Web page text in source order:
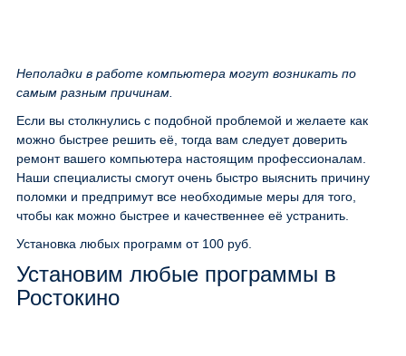
Неполадки в работе компьютера могут возникать по
самым разным причинам.
Если вы столкнулись с подобной проблемой и желаете как
можно быстрее решить её, тогда вам следует доверить
ремонт вашего компьютера настоящим профессионалам.
Наши специалисты смогут очень быстро выяснить причину
поломки и предпримут все необходимые меры для того,
чтобы как можно быстрее и качественнее её устранить.
Установка любых программ от 100 руб.
Установим любые программы в
Ростокино